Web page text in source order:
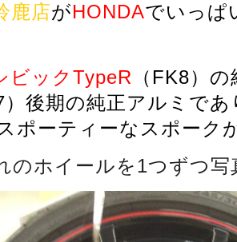
鹿店がHONDAでいっぱ
ビックTypeR （FK8）
）後期の純正アルミで
スポーティーなスポーク
のホイールを1つずつ写